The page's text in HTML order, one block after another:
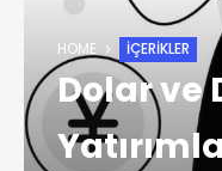
HOME İÇERIKLER
Dolar ve